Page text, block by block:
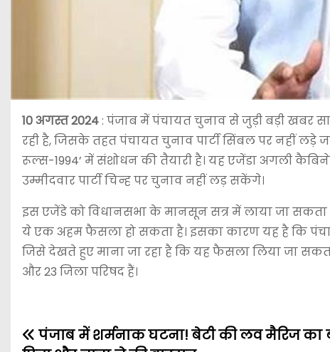
10 अगस्त 2024: पंजाब में पंचायत चुनाव से जुड़ी बड़ी खबर
रही है, जिसके तहत पंचायत चुनाव पार्टी सिंबल पर नहीं लड़े
रूल्स-1994’ में संशोधन की तैयारी है। यह एजेंडा अगली
उम्मीदवार पार्टी चिन्ह पर चुनाव नहीं लड़ सकेंगे।
इस एजेंडे को विधानसभा के मानसून सत्र में लाया जा
ये एक अहम फैसला हो सकता है। इसका कारण यह है कि
जिसे देखते हुए माना जा रहा है कि यह फैसला लिया जा
और 23 जिला परिषद हैं।
पंजाब में शर्मनाक घटना! बेटी की लव मैरिज